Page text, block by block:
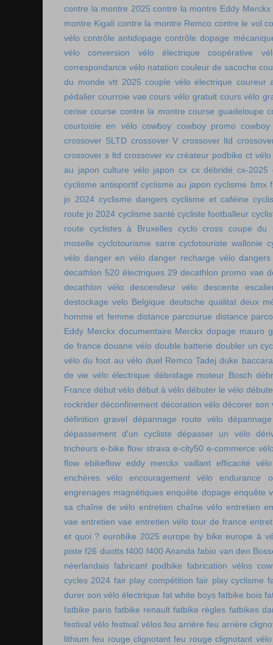
contre la montre 2025 contre la montre Eddy Merckx
montre Kigali contre la montre Remco contre le vol
vélo contrôle antidopage contrôle dopage
vélo
conversion vélo électrique
coopérative
correspondance vélo natation couleur de sacoche
du monde vtt 2025 couple vélo électrique coureur
pédalier courroie vae cours vélo gratuit cours vélo
cerise course contre la montre course guadeloupe
courtoisie en vélo cowboy cowboy promo
crossover SLTD crossover V crossover ltd
crossover s ltd crossover xv créateur podbike ct vélo
au japon culture vélo japon cx cx débridé cx-2025
cyclisme antisportif cyclisme au japon cyclisme bmx
jo 2024 cyclisme dangers cyclisme et caféine
route jo 2024 cyclisme santé cycliste footballeur
route
cyclistes à Bruxelles cyclo cross coupe du
moselle cyclotourisme sarre cyclotouriste wallonie
vélo danger en vélo danger recharge vélo
decathlon 520 électriques 29 decathlon promo vae
decathlon vélo
descendeur vélo
descente
destockage velo Belgique deutsche qualitat deux
homme et femme distance parcourue distance
Eddy Merckx documentaire Merckx dopage mauro
de france douane vélo double batterie doubler un
vélo du foot au vélo duel Remco Tadej duke baccara
de vie vélo électrique débridage moteur Bosch
France début vélo début à vélo débuter le vélo
rockrider déconfinement décoration vélo décorer son
définition gravel
dépannage route vélo
dépassement d'un cycliste
dépasser un vélo
tricheurs e-bike flow strava e-city50 e-commerce
flow ebikeflow eddy merckx vaillant efficacité vélo
enchères vélo
encouragement vélo
endurance
engrenages magnétiques enquête dopage enquête
sa chaîne de vélo entretien chaîne vélo entretien
vae entretien vae entretien vélo tour de france
et quoi ? eurobike 2025 europe by bike europe à
piste f26 duotts f400 f400 Ananda fabio van den
néerlandais fabricant podbike fabrication vélos
cycles 2024 fair play compétition fair play cyclisme
durer son vélo électrique fat white boys fatbike bois
fatbike paris fatbike renault fatbike règles fatbikes
festival vélo festival vélos feu arrière feu arrière
lithium feu rouge clignotant feu rouge clignotant vélo